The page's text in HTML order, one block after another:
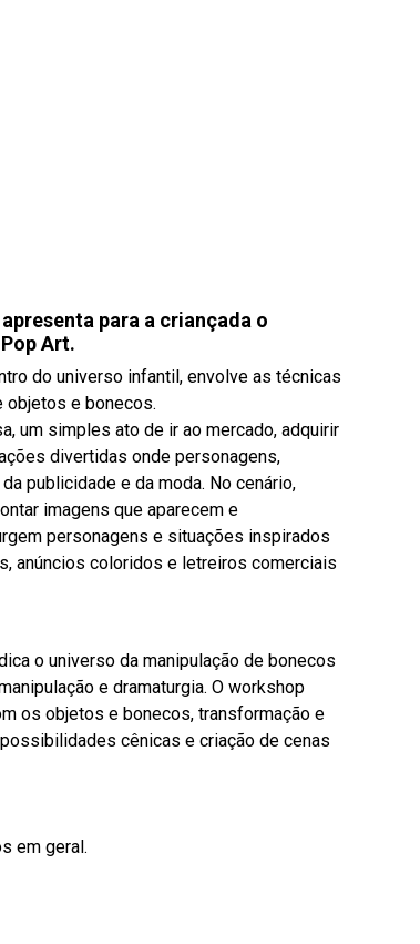
para a criançada o
Art.
do universo infantil, envolve as técnicas
objetos e bonecos.
um simples ato de ir ao mercado, adquirir
divertidas onde personagens,
publicidade e da moda. No cenário,
imagens que aparecem e
personagens e situações inspirados
anúncios coloridos e letreiros comerciais
o universo da manipulação de bonecos
e dramaturgia. O workshop
os objetos e bonecos, transformação e
cênicas e criação de cenas
em geral.